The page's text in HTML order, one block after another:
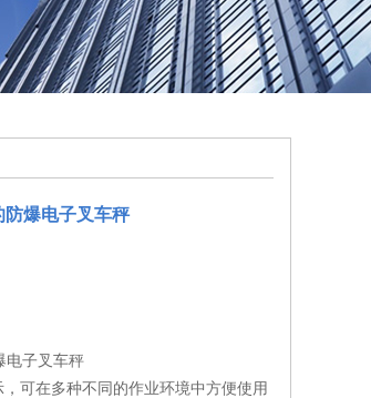
防爆电子叉车秤
电子叉车秤
可在多种不同的作业环境中方便使用